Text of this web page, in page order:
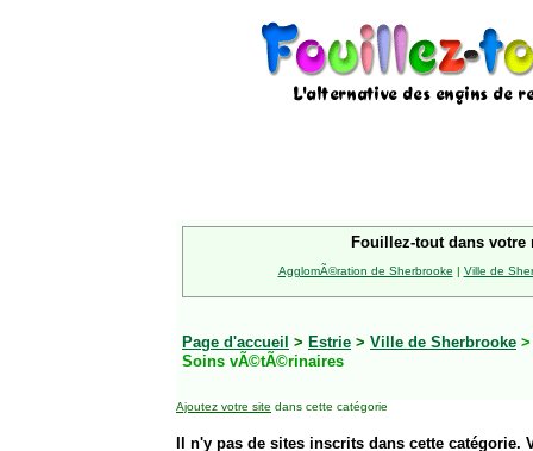
Fouillez-tout dans votre
AgglomÃ©ration de Sherbrooke | Ville de
Page d'accueil > Estrie > Ville de Sherbrooke
Soins vÃ©tÃ©rinaires
Ajoutez votre site dans cette catégorie
Il n'y pas de sites inscrits dans cette